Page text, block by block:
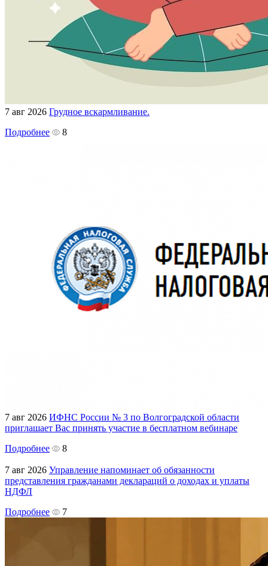
7 авг 2026 Грудное вскармливание.
Подробнее
8
7 авг 2026 ИФНС России № 3 по Волгоградской области
приглашает Вас принять участие в бесплатном вебинаре
Подробнее
8
7 авг 2026 Управление напоминает об обязанности
представления гражданами деклараций о доходах и уплаты
НДФЛ
Подробнее
7